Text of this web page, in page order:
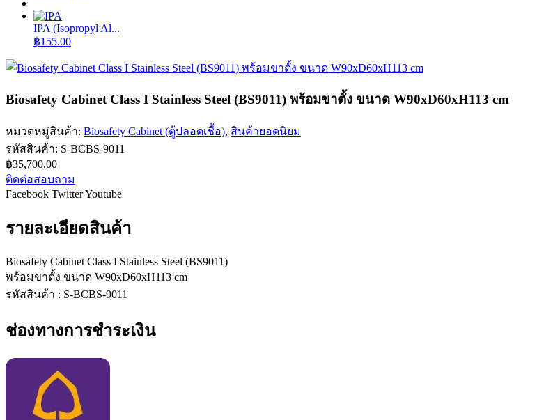
IPA (Isopropyl Al...
฿155.00
Biosafety Cabinet Class I Stainless Steel (BS9011) พร้อมขาตั้ง ขนาด W90xD60xH113 cm
หมวดหมู่สินค้า: Biosafety Cabinet (ตู้ปลอดเชื้อ), สินค้ายอดนิยม
รหัสสินค้า: S-BCBS-9011
฿35,700.00
ติดต่อสอบถาม
Facebook TwitterYoutube
รายละเอียดสินค้า
Biosafety Cabinet Class I Stainless Steel (BS9011)
พร้อมขาตั้ง ขนาด W90xD60xH113 cm
รหัสสินค้า : S-BCBS-9011
ช่องทางการชำระเงิน